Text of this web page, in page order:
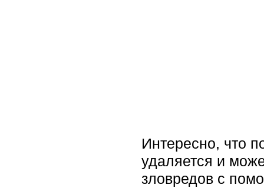
Интересно, что
удаляется и
зловредов с